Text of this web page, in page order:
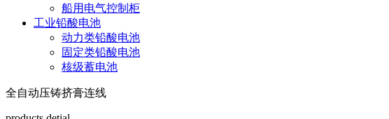
船用电气控制柜
工业铅酸电池
动力类铅酸电池
固定类铅酸电池
核级蓄电池
全自动压铸挤膏连线